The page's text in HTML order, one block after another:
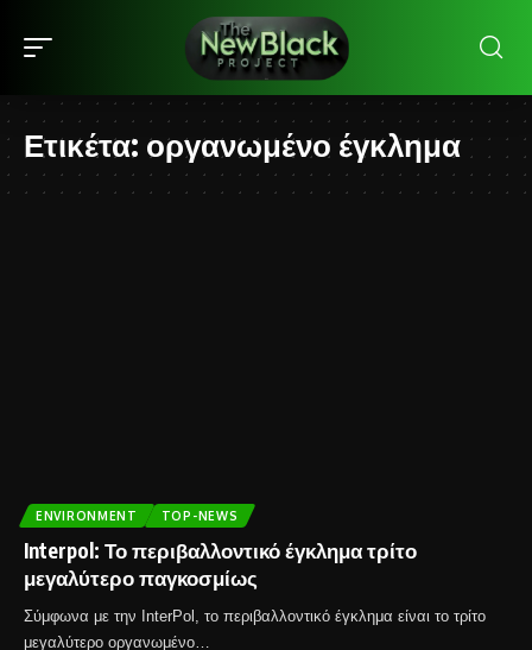
Ετικέτα: οργανωμένο έγκλημα
ENVIRONMENT TOP-NEWS
Interpol: Το περιβαλλοντικό έγκλημα τρίτο
μεγαλύτερο παγκοσμίως
Σύμφωνα με την InterPol, το περιβαλλοντικό έγκλημα είναι το τρίτο
μεγαλύτερο οργανωμένο…